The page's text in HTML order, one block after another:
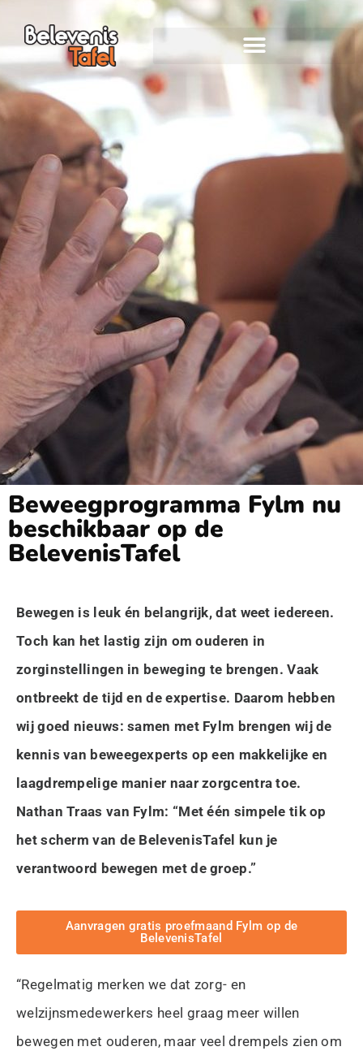
Beweegprogramma Fylm nu
beschikbaar op de
BelevenisTafel
Bewegen is leuk én belangrijk, dat weet iedereen.
Toch kan het lastig zijn om ouderen in
zorginstellingen in beweging te brengen. Vaak
ontbreekt de tijd en de expertise. Daarom hebben
wij goed nieuws: samen met Fylm brengen wij de
kennis van beweegexperts op een makkelijke en
laagdrempelige manier naar zorgcentra toe.
Nathan Traas van Fylm: “Met één simpele tik op
het scherm van de BelevenisTafel kun je
verantwoord bewegen met de groep.”
Aanvragen gratis proefmaand Fylm op de
BelevenisTafel
“Regelmatig merken we dat zorg- en
welzijnsmedewerkers heel graag meer willen
bewegen met ouderen, maar veel drempels zien om